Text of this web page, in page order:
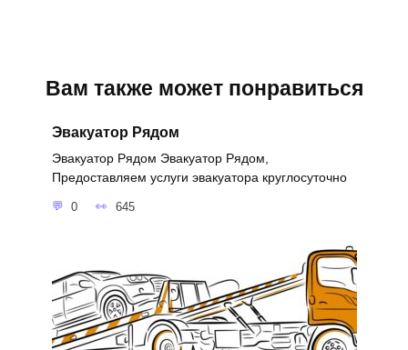
Вам также может понравиться
Эвакуатор Рядом
Эвакуатор Рядом Эвакуатор Рядом,
Предоставляем услуги эвакуатора круглосуточно
0 645